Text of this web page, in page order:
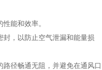
能和效率。
，以防止空气泄漏和能量损
径畅通无阻，并避免在通风口